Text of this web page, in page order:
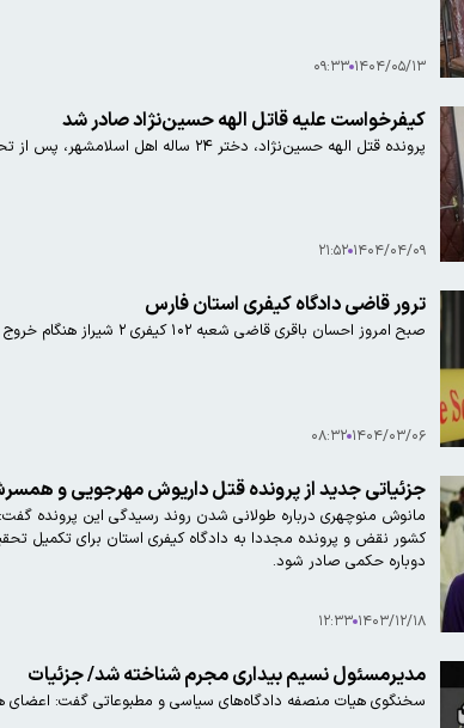
۱۴۰۴/۰۵/۱۳ ۰۹:۳۳
کیفرخواست علیه قاتل الهه حسین‌نژاد صادر شد
پرونده قتل الهه حسین‌نژاد، دختر ۲۴ ساله اهل اسلامشهر، پس از تحقیقات گسترده در دادسرای جنایی تهران و صدور قرار مجرمیت و کیفرخواست به اتهام قتل، به دادسرای اسلامشهر ارسال شد
۱۴۰۴/۰۴/۰۹ ۲۱:۵۲
ترور قاضی دادگاه کیفری استان فارس
صبح امروز احسان باقری قاضی شعبه ۱۰۲ کیفری ۲ شیراز هنگام خروج از منزل توسط فردی ناشناس هدف شلیک گلوله قرار گرفت و جان خود را از دست داد.
۱۴۰۴/۰۳/۰۶ ۰۸:۳۲
جزئیاتی جدید از پرونده قتل داریوش مهرجویی و
مانوش منوچهری درباره طولانی شدن روند رسیدگی این پرونده
کشور نقض و پرونده مجددا به دادگاه کیفری استان برای تکمیل
دوباره حکمی صادر شود.
۱۴۰۳/۱۲/۱۸ ۱۲:۳۳
مدیرمسئول نسیم بیداری مجرم شناخته شد/ جزئیات
سخنگوی هیات منصفه دادگاه‌های سیاسی و مطبوعاتی گفت‌: اعضای